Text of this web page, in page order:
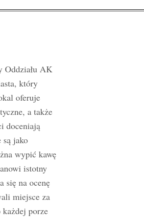
Oddziału AK
który
oferuje
a także
doceniają
jako
wypić kawę
istotny
się na ocenę
miejsce za
każdej porze